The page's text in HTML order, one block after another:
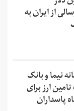
از ایران به
نیما و بانک
ارز برای
پاسداران